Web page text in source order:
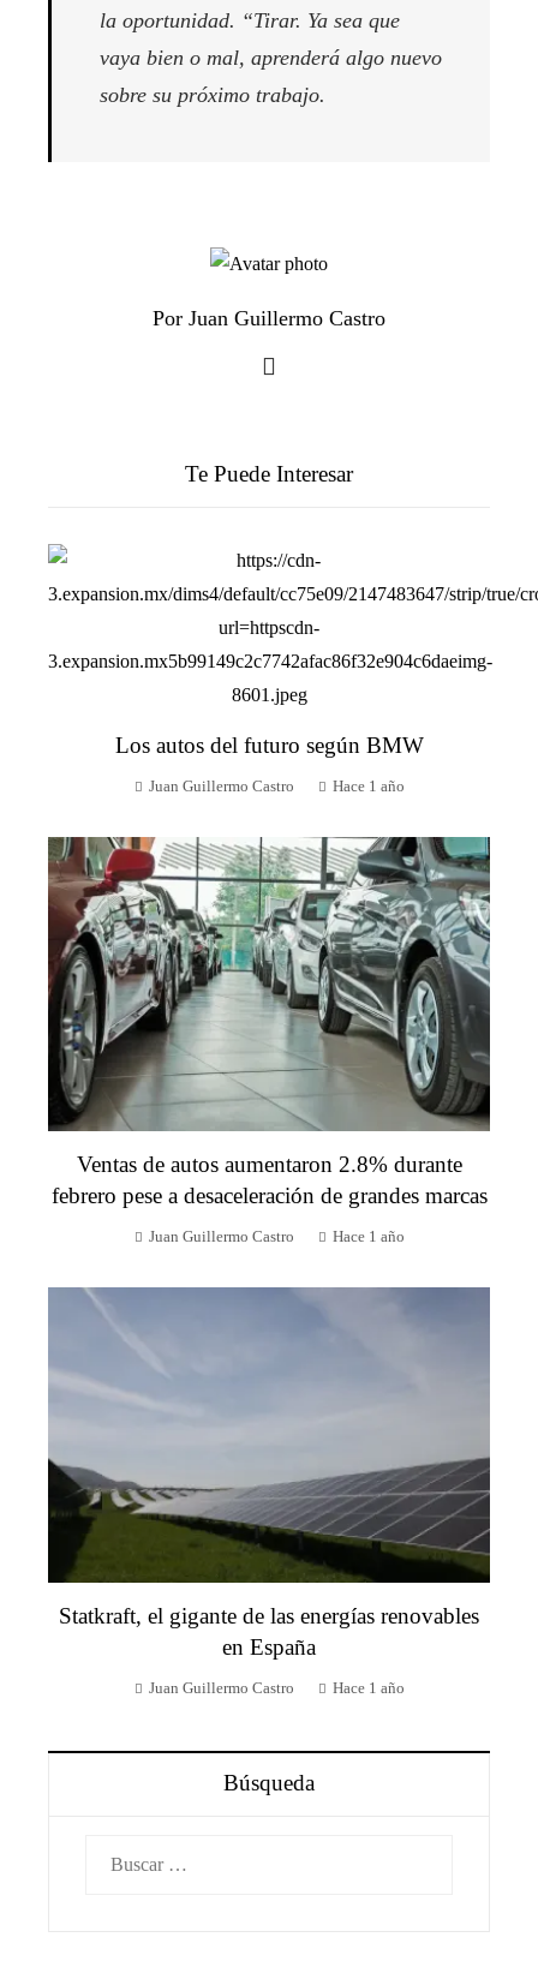
la oportunidad. “Tirar. Ya sea que
vaya bien o mal, aprenderá algo nuevo
sobre su próximo trabajo.
Por Juan Guillermo Castro
Te Puede Interesar
Los autos del futuro según BMW
Juan Guillermo Castro Hace 1 año
Ventas de autos aumentaron 2.8% durante
febrero pese a desaceleración de grandes marcas
Juan Guillermo Castro Hace 1 año
Statkraft, el gigante de las energías renovables
en España
Juan Guillermo Castro Hace 1 año
Búsqueda